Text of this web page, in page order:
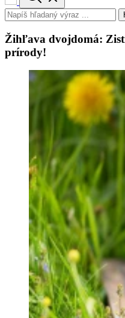
Žihľava dvojdomá:
prírody!